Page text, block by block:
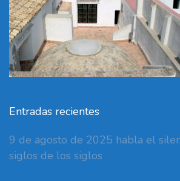
Entradas recientes
9 de agosto de 2025 habla el
siglos de los siglos